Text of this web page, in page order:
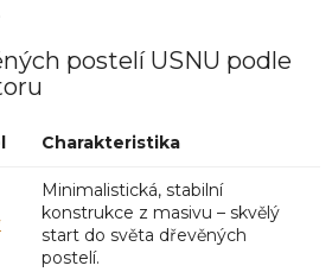
postelí USNU podle
Charakteristika
Minimalistická, stabilní
konstrukce z masivu – skvělý
start do světa dřevěných
postelí.